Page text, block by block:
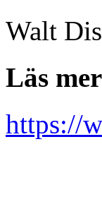
Walt
Läs mer
https://